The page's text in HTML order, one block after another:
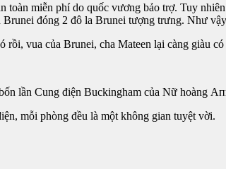
toàn miễn phí do quốc vương bảo trợ. Tuy
đóng 2 đô la Brunei tượng trưng. Như
rồi, vua của Brunei, cha Mateen lại càng giàu có
lần Cung điện Buckingham của Nữ hoàng
mỗi phòng đều là một không gian tuyệt vời.